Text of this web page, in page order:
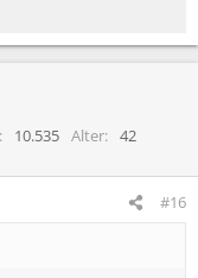
10.535 Alter
42
#16